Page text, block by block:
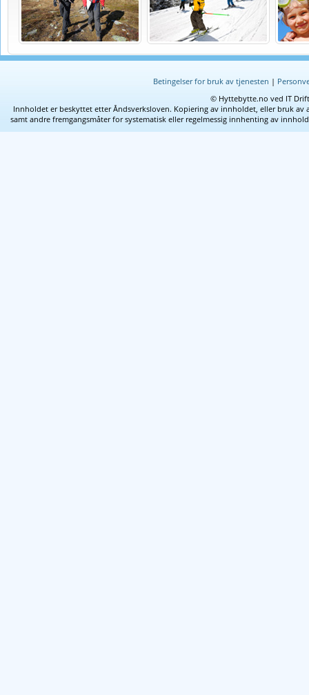
Betingelser for bruk av tjenesten |
© Hyttebytte.no ved IT
Innholdet er beskyttet etter Åndsverksloven. Kopiering av innholdet, eller bruk
samt andre fremgangsmåter for systematisk eller regelmessig innhenting av